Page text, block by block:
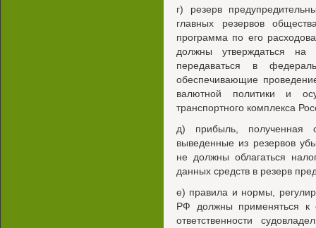
г) резерв
главных резервов
программа по его
должны утверждаться
передаваться в
обеспечивающие
валютной политики и
транспортного комплекса
д) прибыль, полученная
выведенные из резервов
не должны облагаться
данных средств в резерв
е) правила и нормы,
РФ должны применяться к
ответственности